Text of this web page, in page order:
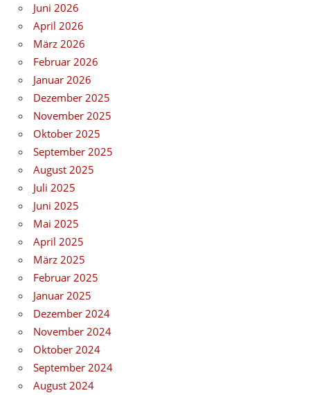
Juni 2026
April 2026
März 2026
Februar 2026
Januar 2026
Dezember 2025
November 2025
Oktober 2025
September 2025
August 2025
Juli 2025
Juni 2025
Mai 2025
April 2025
März 2025
Februar 2025
Januar 2025
Dezember 2024
November 2024
Oktober 2024
September 2024
August 2024